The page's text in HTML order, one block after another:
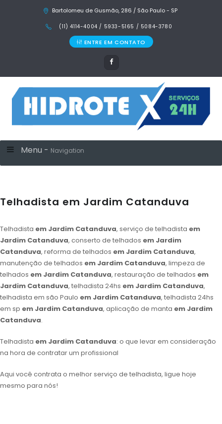
Bartolomeu de Gusmão, 286 / São Paulo - SP
(11) 4114-4004 / 5933-5165 / 5084-3780
ENTRE EM CONTATO
Menu - Navigation
Telhadista em Jardim Catanduva
Telhadista em Jardim Catanduva, serviço de telhadista em
Jardim Catanduva, conserto de telhados em Jardim
Catanduva, reforma de telhados em Jardim Catanduva,
manutenção de telhados em Jardim Catanduva, limpeza de
telhados em Jardim Catanduva, restauração de telhados em
Jardim Catanduva, telhadista 24hs em Jardim Catanduva,
telhadista em são Paulo em Jardim Catanduva, telhadista 24hs
em sp em Jardim Catanduva, aplicação de manta em Jardim
Catanduva.
Telhadista em Jardim Catanduva: o que levar em consideração
na hora de contratar um profissional
Aqui você contrata o melhor serviço de telhadista, ligue hoje
mesmo para nós!